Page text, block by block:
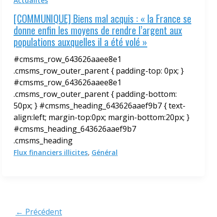
[COMMUNIQUE] Biens mal acquis : « la France se
donne enfin les moyens de rendre l’argent aux
populations auxquelles il a été volé »
#cmsms_row_643626aaee8e1
.cmsms_row_outer_parent { padding-top: 0px; }
#cmsms_row_643626aaee8e1
.cmsms_row_outer_parent { padding-bottom:
50px; } #cmsms_heading_643626aaef9b7 { text-
align:left; margin-top:0px; margin-bottom:20px; }
#cmsms_heading_643626aaef9b7
.cmsms_heading
Flux financiers illicites, Général
← Précédent